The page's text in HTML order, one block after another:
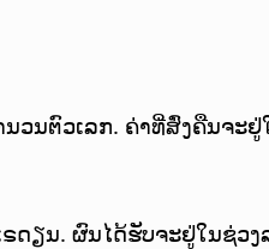
ວນຕົວເລກ. ຄ່າທີ່ສົ່ງຄືນຈະຢູ່
ດຽນ. ຜົນໄດ້ຮັບຈະຢູ່ໃນຊ່ວງ